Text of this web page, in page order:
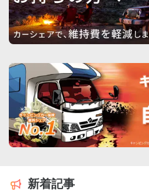
新着記事